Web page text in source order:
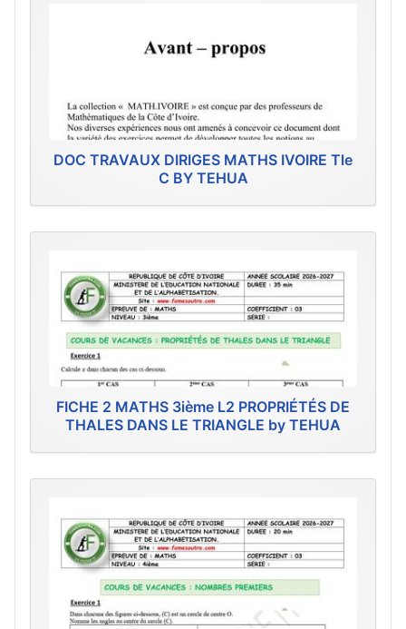
DOC TRAVAUX DIRIGES MATHS IVOIRE Tle
C BY TEHUA
FICHE 2 MATHS 3ième L2 PROPRIÉTÉS DE
THALES DANS LE TRIANGLE by TEHUA